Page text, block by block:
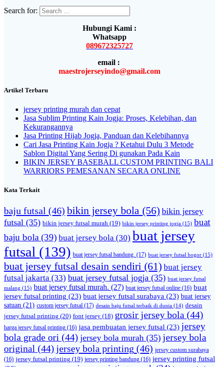
Search for:
Hubungi Kami :
Whatsapp
089672325727
email :
maestrojerseyindo@gmail.com
Artikel Terbaru
jersey printing murah dan cepat
Jasa Sublim Printing Kain Jogja: Proses, Kelebihan, dan
Kekurangannya
Jasa Printing Hijab Jogja, Panduan dan Kelebihannya
Cari Jasa Printing Kain Jogja ? Ketahui Dulu 3 Metode
Sablon Digital Yang Sering Di gunakan Pada Kain
BIKIN JERSEY BASEBALL CUSTOM PRINTING BALI
WARRIORS PEMESANAN SECARA ONLINE
Kata Terkait
baju futsal (46) bikin jersey bola (56) bikin jersey
futsal (35) bikin jersey futsal murah (19) bikin jersey printing jogja (15) buat
baju bola (39) buat jersey bola (30) buat jersey
futsal (139) buat jersey futsal bandung. (17) buat jersey futsal bogor (15)
buat jersey futsal desain sendiri (61) buat jersey
futsal jakarta (33) buat jersey futsal jogja (35) buat jersey futsal
malang (15) buat jersey futsal murah. (27) buat jersey futsal online (16) buat
jersey futsal printing (23) buat jersey futsal surabaya (23) buat jersey
satuan (21) custom jersey futsal (17) desain baju futsal terbaik di dunia (14) desain
jersey futsal printing (20) font jersey (18) grosir jersey bola (44)
harga jersey futsal printing (16) jasa pembuatan jersey futsal (23) jersey
bola grade ori (44) jersey bola murah (35) jersey bola
original (44) jersey bola printing (46) jersey custom surabaya
(16) jersey futsal printing (19) jersey printing bandung (16) jersey printing futsal